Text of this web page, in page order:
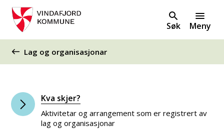
Søk Meny
Du er her:
Lag og organisasjonar
Kva skjer?
Aktivitetar og arrangement som er registrert av
lag og organisasjonar